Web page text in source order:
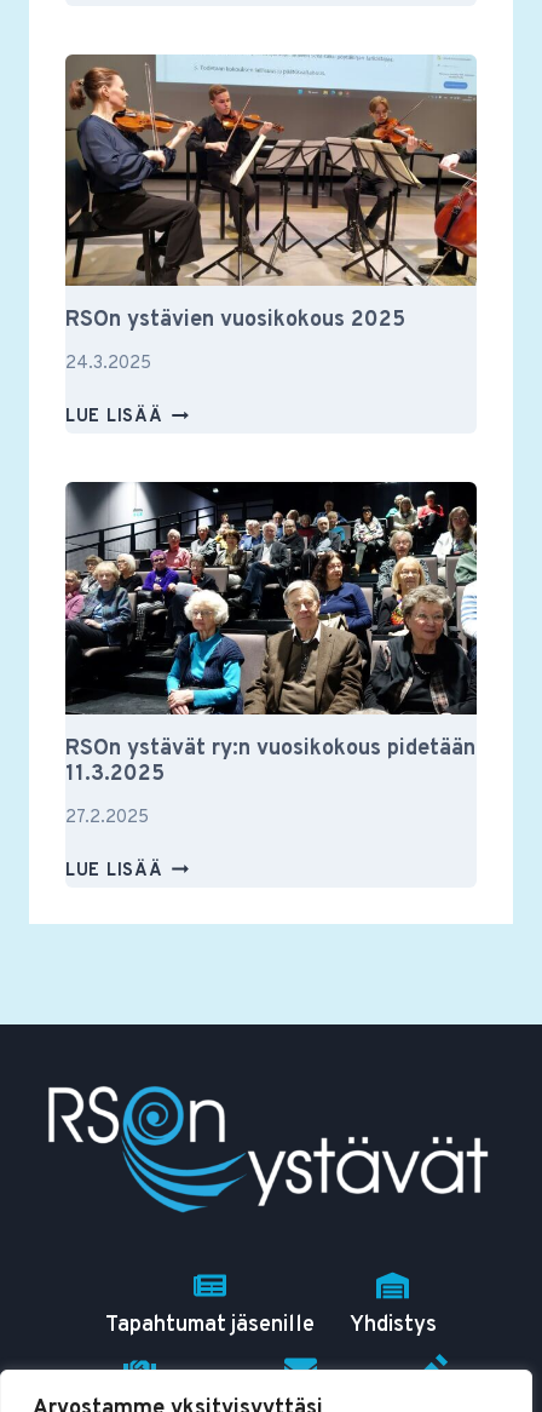
TAPAHTUI
RSOn ystävien vuosikokous 2025
24.3.2025
LUE LISÄÄ RSON
2025
RSOn ystävät ry:n vuosikokous pidetään
11.3.2025
27.2.2025
LUE LISÄÄ RSON
RY:N
Tapahtumat jäsenille Yhdistys